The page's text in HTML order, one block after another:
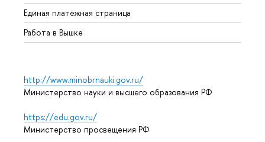
Единая платежная страница
Работа в Вышке
http://www.minobrnauki.gov.ru/
Министерство науки и высшего образования РФ
https://edu.gov.ru/
Министерство просвещения РФ